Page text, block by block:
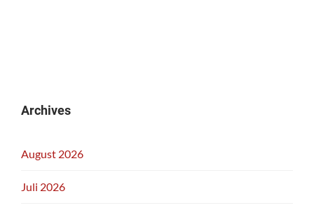
Archives
August 2026
Juli 2026